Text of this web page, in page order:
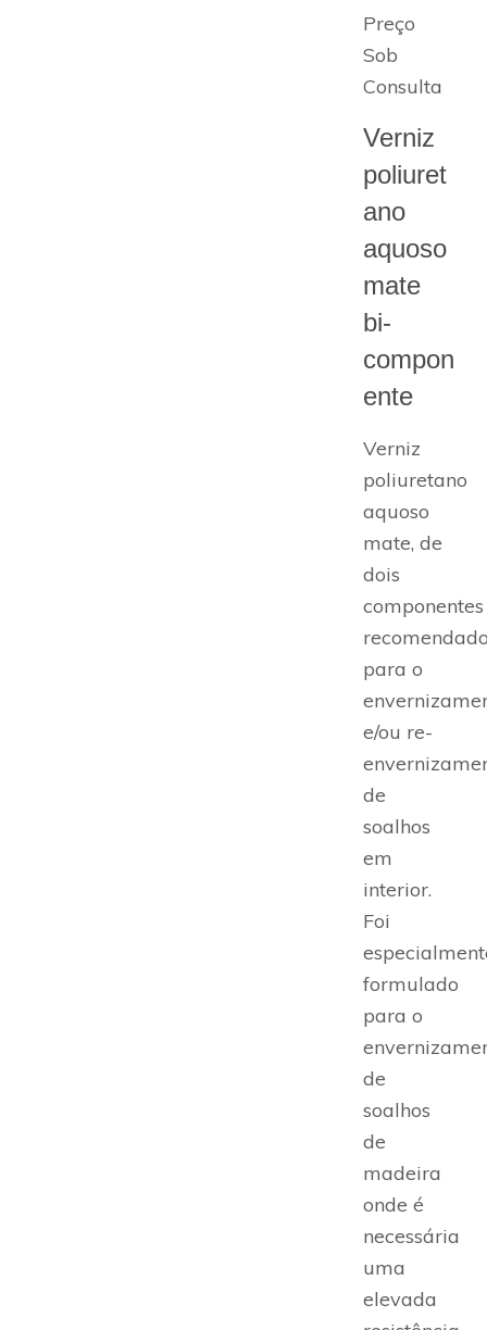
Preço
Sob
Consulta
Verniz
poliuret
ano
aquoso
mate
bi-
compon
ente
Verniz
poliuretano
aquoso
mate, de
dois
componentes
para o
e/ou re-
de
soalhos
em
interior.
Foi
formulado
para o
de
soalhos
de
madeira
onde é
necessária
uma
elevada